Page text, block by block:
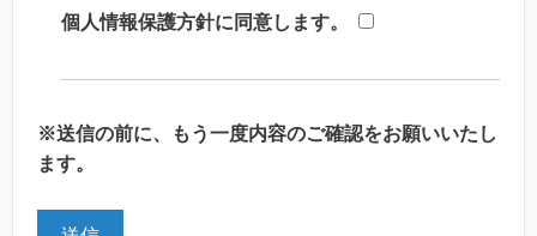
個人情報保護方針に同意します。
※送信の前に、もう一度内容のご確認をお願いいたし
ます。